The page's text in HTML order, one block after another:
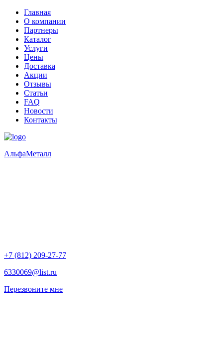
Главная
О компании
Партнеры
Каталог
Услуги
Цены
Доставка
Акции
Отзывы
Статьи
FAQ
Новости
Контакты
АльфаМеталл
+7 (812) 209-27-77
6330069@list.ru
Перезвоните мне